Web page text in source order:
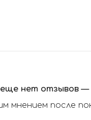
нет отзывов
мнением после